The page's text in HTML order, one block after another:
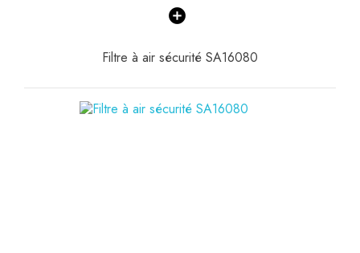
Filtre à air sécurité SA16080